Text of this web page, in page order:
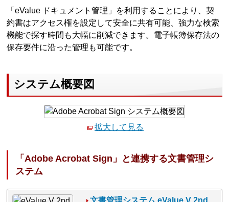
「eValue ドキュメント管理」を利用することにより、契
約書はアクセス権を設定して安全に共有可能、強力な検索
機能で探す時間も大幅に削減できます。電子帳簿保存法の
保存要件に沿った管理も可能です。
システム概要図
拡大して見る
「Adobe Acrobat Sign」と連携する文書管理シ
ステム
文書管理システム eValue V 2nd